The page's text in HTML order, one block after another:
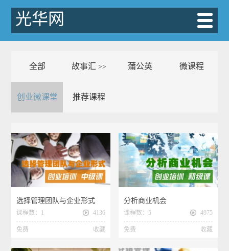
光华网
全部 故事汇 >> 蒲公英 微课程
创业微课堂 推荐课程
选择管理团队与企业形式
课程数：1 4136
免费 收藏
分析商业机会
课程数：5 4975
免费 收藏